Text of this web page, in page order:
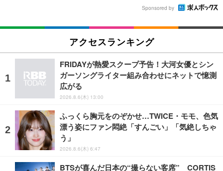
Sponsored by
アクセスランキング
FRIDAYが熱愛スクープ予告！大河女優とシン
ガーソングライター組み合わせにネットで憶測
広がる
2026.8.6(木) 13:00
ふっくら胸元をのぞかせ…TWICE・モモ、色気
漂う姿にファン悶絶「すんごい」「気絶しちゃ
う」
2026.8.6(木) 6:47
BTSが喜んだ日本の“撮らない客席” CORTIS